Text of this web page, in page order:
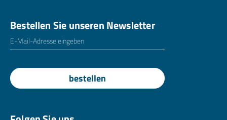
Bestellen Sie unseren Newsletter
E-Mailadresse
bestellen